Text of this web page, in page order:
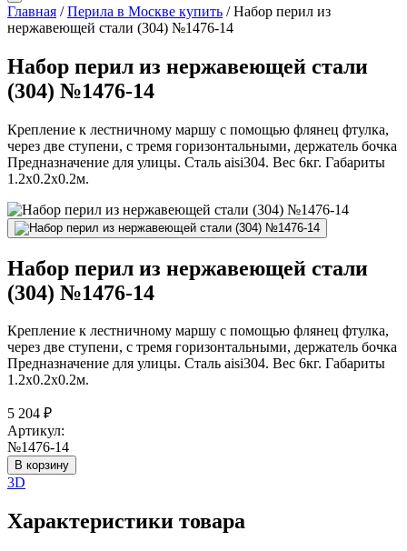
Главная /Перила в Москве купить /Набор перил из
нержавеющей стали (304) №1476-14
Набор перил из нержавеющей стали
(304) №1476-14
Крепление к лестничному маршу с помощью флянец фтулка,
через две ступени, с тремя горизонтальными, держатель бочка
Предназначение для улицы. Сталь aisi304. Вес 6кг. Габариты
1.2х0.2х0.2м.
Набор перил из нержавеющей стали
(304) №1476-14
Крепление к лестничному маршу с помощью флянец фтулка,
через две ступени, с тремя горизонтальными, держатель бочка
Предназначение для улицы. Сталь aisi304. Вес 6кг. Габариты
1.2х0.2х0.2м.
5 204 ₽
Артикул:
№1476-14
В корзину
3D
Характеристики товара